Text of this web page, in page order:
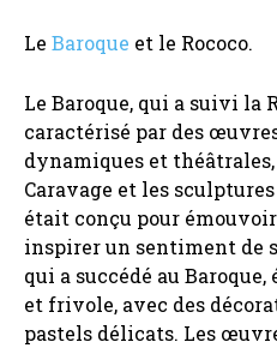
Le Baroque et le Rococo.
Le Baroque, qui a suivi la
caractérisé par des
dynamiques et
Caravage et les
était conçu pour
inspirer un sentiment de
qui a succédé au
et frivole, avec des
pastels délicats. Les